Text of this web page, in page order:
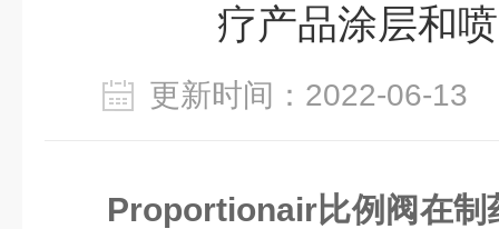
疗产品涂层和
更新时间：2022-06-
Proportionair比例阀在制